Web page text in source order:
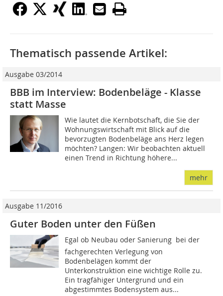
Thematisch passende Artikel:
Ausgabe 03/2014
BBB im Interview: Bodenbeläge - Klasse
statt Masse
Wie lautet die Kernbotschaft, die Sie der
Wohnungswirtschaft mit Blick auf die
bevorzugten Bodenbeläge ans Herz legen
möchten? Langen: Wir beobachten aktuell
einen Trend in Richtung höhere...
mehr
Ausgabe 11/2016
Guter Boden unter den Füßen
Egal ob Neubau oder Sanierung  bei der
fachgerechten Verlegung von
Bodenbelägen kommt der
Unterkonstruktion eine wichtige Rolle zu.
Ein tragfähiger Untergrund und ein
abgestimmtes Bodensystem aus...